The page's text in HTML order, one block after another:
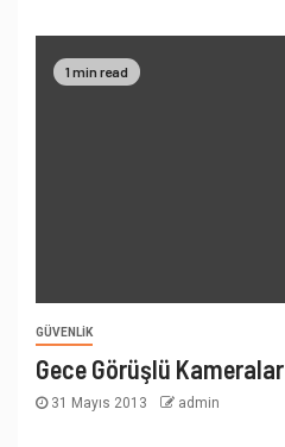
1 min read
GÜVENLIK
Gece Görüşlü Kameralar
31 Mayıs 2013 admin